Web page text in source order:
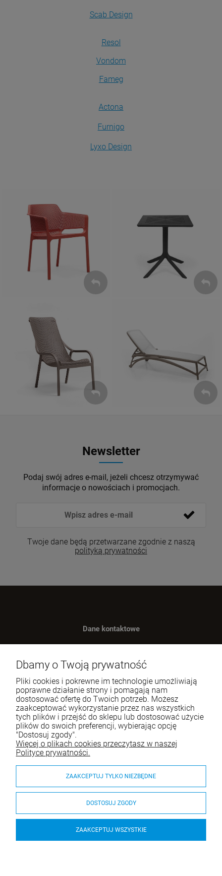
Scab Design
Resol
Vondom
Fameg
Actona
Furnigo
Lyxo Design
ZOBACZ ZOBACZ
Newsletter
Podaj swój adres e-mail, jeżeli chcesz otrzymywać
informacje o nowościach i promocjach.
Twoje dane będą przetwarzane zgodnie z naszą
polityką prywatności
Dane kontaktowe
ul. Wręczycka 268
42-202 Częstochowa
NIP: 9492236947
Tel.:
795-760-030
E-mail: sklep@itali.pl
Pomoc
Moje konto
Płatności i dostawa
Dbamy o Twoją prywatność
Pliki cookies i pokrewne im technologie umożliwiają
poprawne działanie strony i pomagają nam
dostosować ofertę do Twoich potrzeb. Możesz
zaakceptować wykorzystanie przez nas wszystkich
tych plików i przejść do sklepu lub dostosować użycie
plików do swoich preferencji, wybierając opcję
"Dostosuj zgody".
Więcej o plikach cookies przeczytasz w naszej
Polityce prywatności.
ZAAKCEPTUJ TYLKO NIEZBĘDNE
DOSTOSUJ ZGODY
ZAAKCEPTUJ WSZYSTKIE